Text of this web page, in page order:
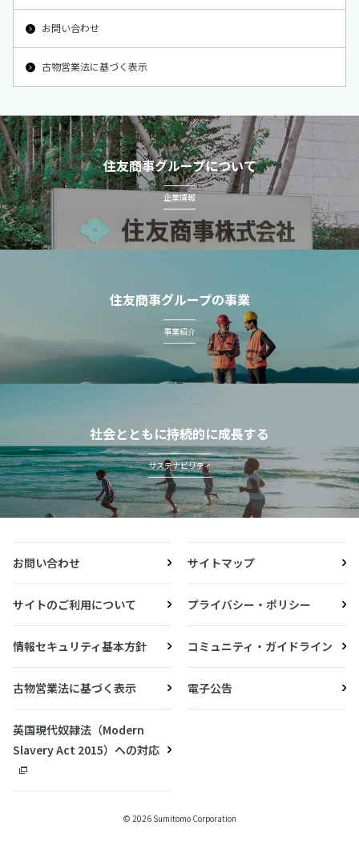
お問い合わせ
古物営業法に基づく表示
住友商事グループについて
企業情報
住友商事グループの事業
事業紹介
社会とともに持続的に成長する
サステナビリティ
お問い合わせ サイトマップ
サイトのご利用について プライバシー・ポリシー
情報セキュリティ基本方針 コミュニティ・ガイドライン
古物営業法に基づく表示 電子公告
英国現代奴隷法（Modern
Slavery Act 2015）への対応
© 2026 Sumitomo Corporation